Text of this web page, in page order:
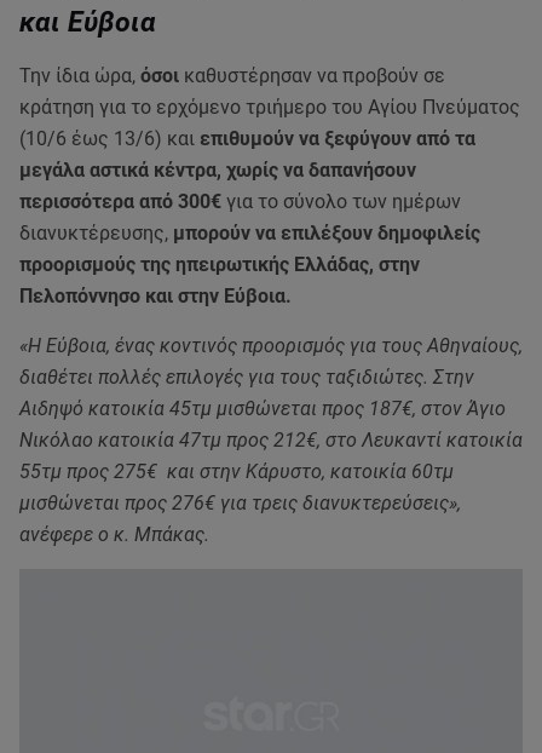
και Εύβοια
Την ίδια ώρα, όσοι καθυστέρησαν να προβούν σε
κράτηση για το ερχόμενο τριήμερο του Αγίου Πνεύματος
(10/6 έως 13/6) και επιθυμούν να ξεφύγουν από τα
μεγάλα αστικά κέντρα, χωρίς να δαπανήσουν
περισσότερα από 300€ για το σύνολο των ημέρων
διανυκτέρευσης, μπορούν να επιλέξουν δημοφιλείς
προορισμούς της ηπειρωτικής Ελλάδας, στην
Πελοπόννησο και στην Εύβοια.
«Η Εύβοια, ένας κοντινός προορισμός για τους Αθηναίους,
διαθέτει πολλές επιλογές για τους ταξιδιώτες. Στην
Αιδηψό κατοικία 45τμ μισθώνεται προς 187€, στον Άγιο
Νικόλαο κατοικία 47τμ προς 212€, στο Λευκαντί κατοικία
55τμ προς 275€ και στην Κάρυστο, κατοικία 60τμ
μισθώνεται προς 276€ για τρεις διανυκτερεύσεις»,
ανέφερε ο κ. Μπάκας.